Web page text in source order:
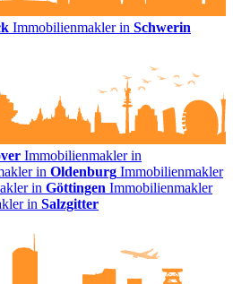
Immobilienmakler in Schwerin
Immobilienmakler in
in Oldenburg Immobilienmakler
in Göttingen Immobilienmakler
in Salzgitter